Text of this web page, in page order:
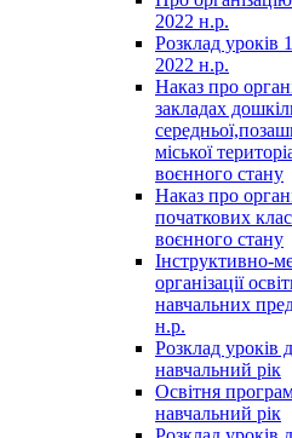
2022 н.р.
Розклад уроків
2022 н.р.
Наказ про
закладах
міської
воєнного стану
Наказ про
початкових
воєнного стану
Інструктивно-
організації
навчальних
н.р.
Розклад уроків
навчальний рік
Освітня
навчальний рік